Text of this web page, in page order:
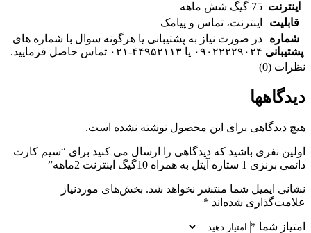
اینترنت 75 گیگ شش ماهه
قابلیت
اینترنت، تماس و پیامک
شماره
پشتیبانی
در صورت نیاز به پشتیبانی یا هرگونه سوال با شماره های
۰۹۰۲۲۲۲۹۰۲۴ یا ۴۴۹۵۲۱۱۳-۰۲۱ تماس حاصل فرمایید.
نظرات (0)
دیدگاهها
هیچ دیدگاهی برای این محصول نوشته نشده است.
اولین نفری باشید که دیدگاهی را ارسال می کنید برای “سیم کارت
دائمی برنزی 1 ستاره آپتل به همراه 10گیگ اینترنت 2ماهه”
نشانی ایمیل شما منتشر نخواهد شد. بخش‌های موردنیاز
علامت‌گذاری شده‌اند *
امتیاز شما *